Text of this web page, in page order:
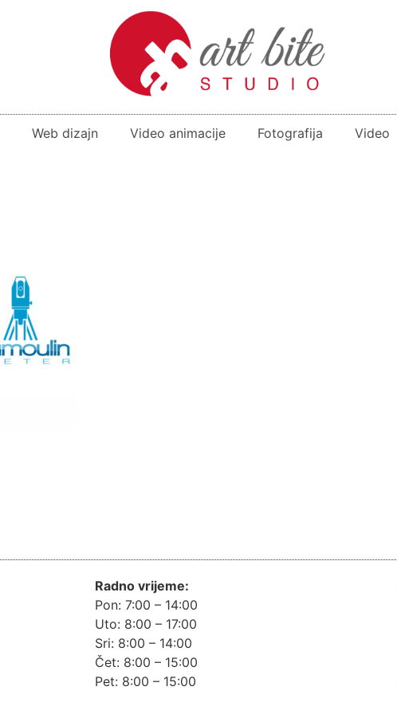
Web dizajn Video animacije Fotografija Video
Radno vrijeme:
Pon: 7:00 – 14:00
Uto: 8:00 – 17:00
Sri: 8:00 – 14:00
Čet: 8:00 – 15:00
Pet: 8:00 – 15:00